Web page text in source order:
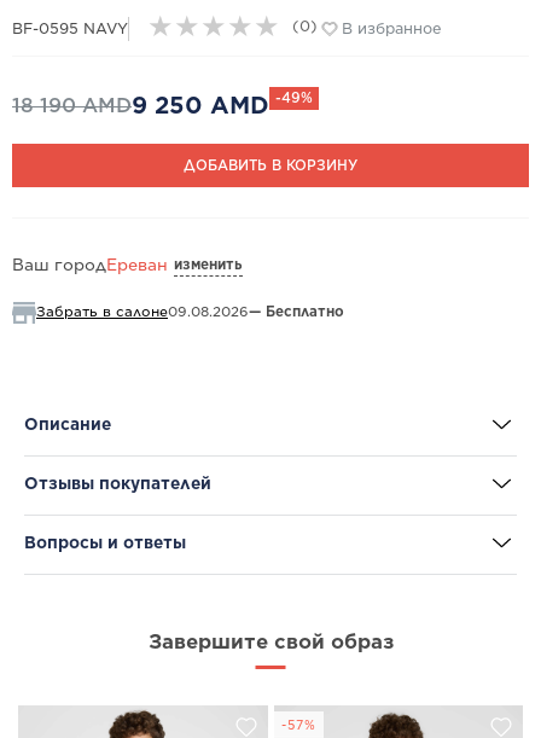
BF-0595 NAVY ★★★★★ (0) В избранное
18 190 AMD9 250 AMD -49%
ДОБАВИТЬ В КОРЗИНУ
Ваш городЕреван изменить
Забрать в салоне09.08.2026— Бесплатно
Описание
Отзывы покупателей
Вопросы и ответы
Завершите свой образ
-57%